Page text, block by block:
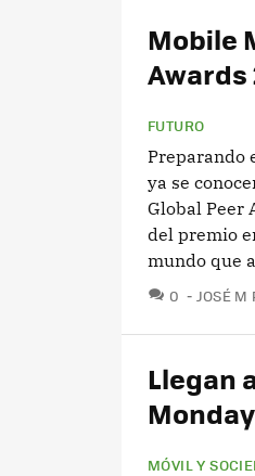
Mobile
Awards
FUTURO
Preparando
ya se
Global Peer
del premio
mundo que
0
JOSÉ M
Llegan
Monday
MÓVIL Y